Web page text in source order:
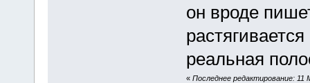
он вроде
реальная
« Последнее редактирование: